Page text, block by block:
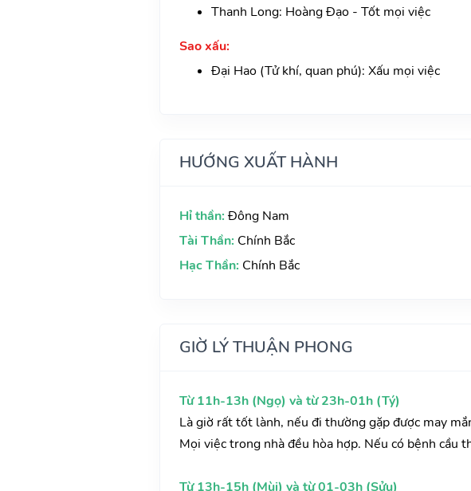
Thanh Long: Hoàng Đạo - Tốt mọi việc
Sao xấu:
Đại Hao (Tử khí, quan phú): Xấu mọi việc
HƯỚNG XUẤT HÀNH
Hỉ thần: Đông Nam
Tài Thần: Chính Bắc
Hạc Thần: Chính Bắc
GIỜ LÝ THUẬN PHONG
Từ 11h-13h (Ngọ) và từ 23h-01h (Tý)
Là giờ rất tốt lành, nếu đi thường gặp được may
Mọi việc trong nhà đều hòa hợp. Nếu có bệnh cầu
Từ 13h-15h (Mùi) và từ 01-03h (Sửu)